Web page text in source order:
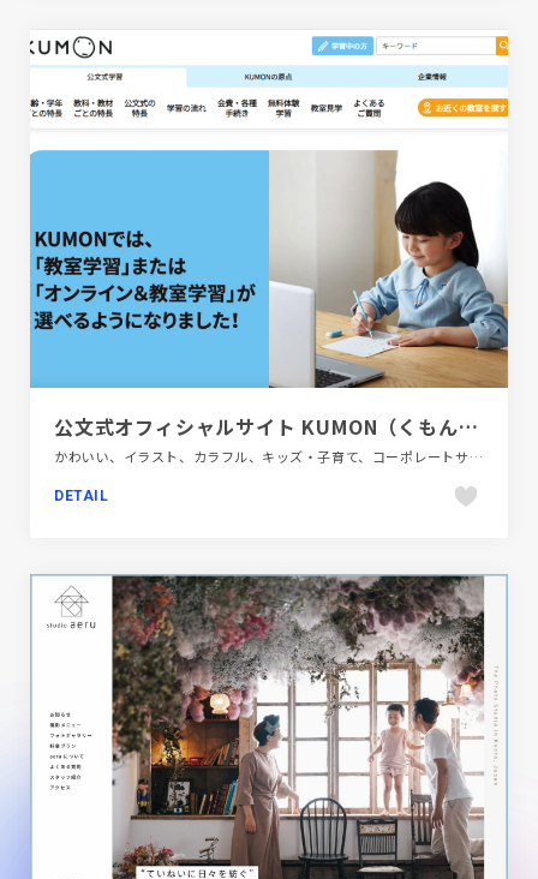
公文式オフィシャルサイト KUMON（くもん） | 公文教育研究会
かわいい、イラスト、カラフル、キッズ・子育て、コーポレートサイト、ブランド・サービスサイト、ブルー系、ポップ、大きめ写真、教育・学校
DETAIL